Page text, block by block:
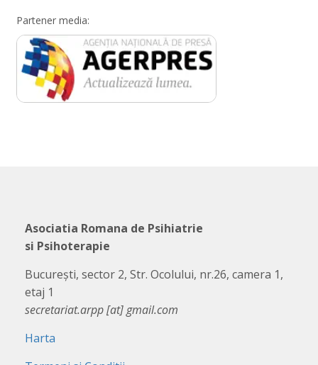
Partener media:
Asociatia Romana de Psihiatrie
si Psihoterapie
București, sector 2, Str. Ocolului, nr.26, camera 1,
etaj 1
secretariat.arpp [at] gmail.com
Harta